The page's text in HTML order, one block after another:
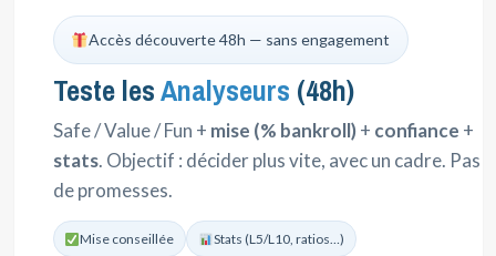
Accès découverte 48h — sans engagement
Teste lesAnalyseurs (48h)
Safe / Value / Fun + mise (% bankroll)+ confiance +
stats. Objectif : décider plus vite, avec un cadre. Pas
de promesses.
Mise conseillée Stats (L5/L10, ratios…)